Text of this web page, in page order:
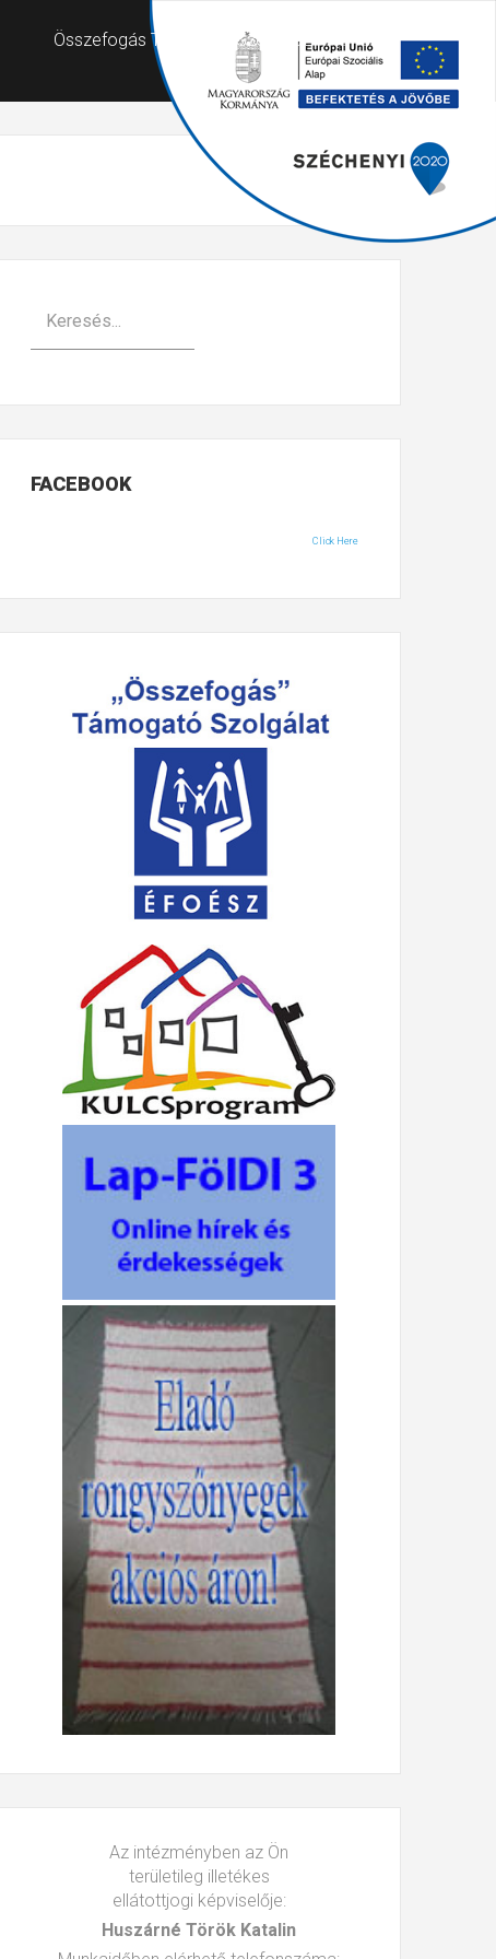
Összefogás Támogató Szolgálat
FACEBOOK
Click Here
Az intézményben az Ön
területileg illetékes
ellátottjogi képviselője:
Huszárné Török Katalin